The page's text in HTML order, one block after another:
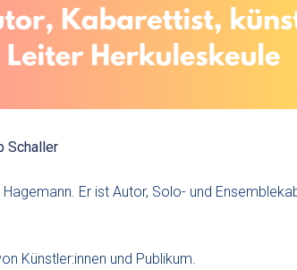
Schaller
Er ist Autor, Solo- und
Künstler:innen und Publikum.